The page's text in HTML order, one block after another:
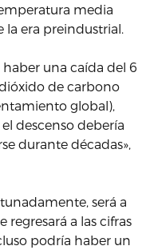
media
la era preindustrial.
una caída del 6
de carbono
global),
descenso debería
durante décadas»,
será a
a las cifras
podría haber un